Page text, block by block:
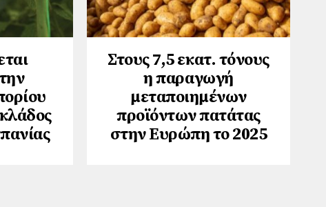
Στους 7,5 εκατ. τόνους
η παραγωγή
μεταποιημένων
προϊόντων πατάτας
στην Ευρώπη το 2025